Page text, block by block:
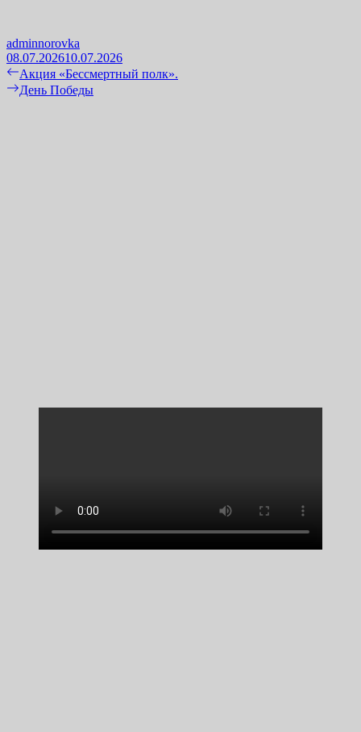
adminnorovka
08.07.202610.07.2026
Навигация
по
Previous
post:
Акция «Бессмертный полк».
Next
День Победы